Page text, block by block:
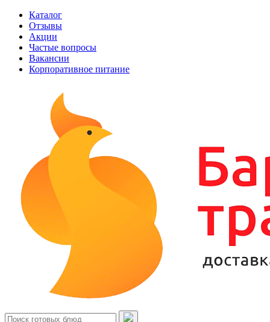
Каталог
Отзывы
Акции
Частые вопросы
Вакансии
Корпоративное питание